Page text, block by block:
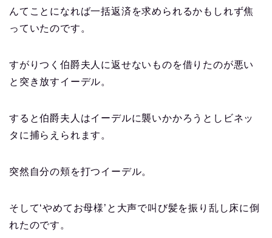
んてことになれば一括返済を求められるかもしれず焦
っていたのです。
すがりつく伯爵夫人に返せないものを借りたのが悪い
と突き放すイーデル。
すると伯爵夫人はイーデルに襲いかかろうとしビネッ
タに捕らえられます。
突然自分の頬を打つイーデル。
そして‘やめてお母様’と大声で叫び髪を振り乱し床に倒
れたのです。